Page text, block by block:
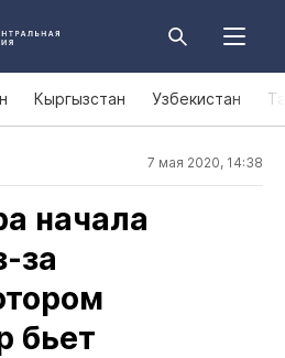
Кыргызстан Узбекистан
7 мая 2020, 14:38
начала
бьет